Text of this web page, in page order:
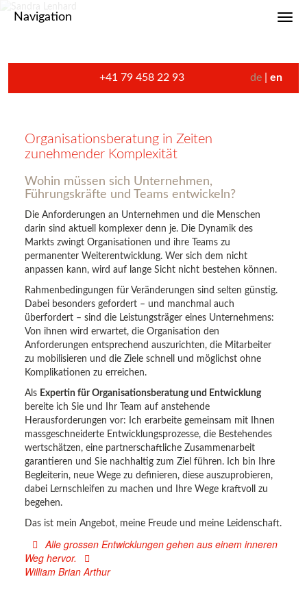
Navigation
+41 79 458 22 93 de en
Organisationsberatung in Zeiten
zunehmender Komplexität
Wohin müssen sich Unternehmen,
Führungskräfte und Teams entwickeln?
Die Anforderungen an Unternehmen und die Menschen
darin sind aktuell komplexer denn je. Die Dynamik des
Markts zwingt Organisationen und ihre Teams zu
permanenter Weiterentwicklung. Wer sich dem nicht
anpassen kann, wird auf lange Sicht nicht bestehen können.
Rahmenbedingungen für Veränderungen sind selten günstig.
Dabei besonders gefordert – und manchmal auch
überfordert – sind die Leistungsträger eines Unternehmens:
Von ihnen wird erwartet, die Organisation den
Anforderungen entsprechend auszurichten, die Mitarbeiter
zu mobilisieren und die Ziele schnell und möglichst ohne
Komplikationen zu erreichen.
Als Expertin für Organisationsberatung und Entwicklung
bereite ich Sie und Ihr Team auf anstehende
Herausforderungen vor: Ich erarbeite gemeinsam mit Ihnen
massgeschneiderte Entwicklungsprozesse, die Bestehendes
wertschätzen, eine partnerschaftliche Zusammenarbeit
garantieren und Sie nachhaltig zum Ziel führen. Ich bin Ihre
Begleiterin, neue Wege zu definieren, diese auszuprobieren,
dabei Lernschleifen zu machen und Ihre Wege kraftvoll zu
begehen.
Das ist mein Angebot, meine Freude und meine Leidenschaft.
Alle grossen Entwicklungen gehen aus einem inneren
Weg hervor.
William Brian Arthur